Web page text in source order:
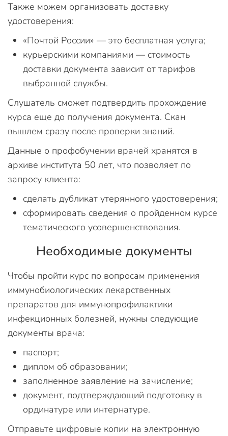
Также можем организовать доставку
удостоверения:
«Почтой России» — это бесплатная услуга;
курьерскими компаниями — стоимость
доставки документа зависит от тарифов
выбранной службы.
Слушатель сможет подтвердить прохождение
курса еще до получения документа. Скан
вышлем сразу после проверки знаний.
Данные о профобучении врачей хранятся в
архиве института 50 лет, что позволяет по
запросу клиента:
сделать дубликат утерянного удостоверения;
сформировать сведения о пройденном курсе
тематического усовершенствования.
Необходимые документы
Чтобы пройти курс по вопросам применения
иммунобиологических лекарственных
препаратов для иммунопрофилактики
инфекционных болезней, нужны следующие
документы врача:
паспорт;
диплом об образовании;
заполненное заявление на зачисление;
документ, подтверждающий подготовку в
ординатуре или интернатуре.
Отправьте цифровые копии на электронную